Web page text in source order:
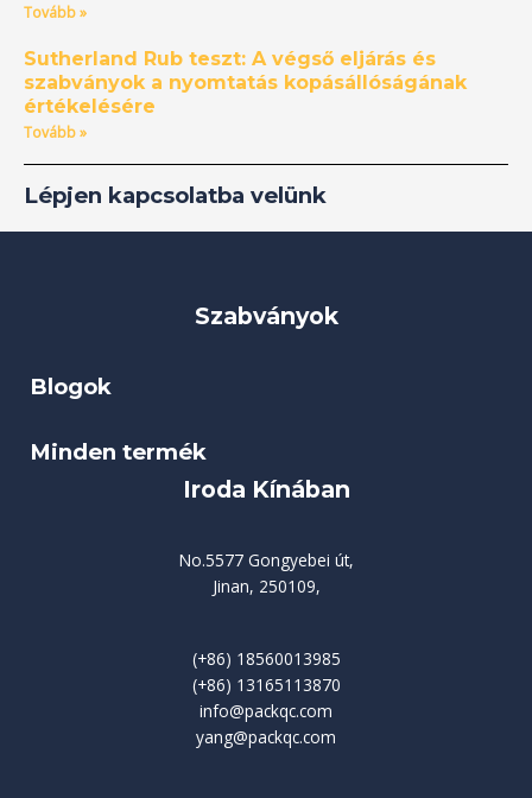
Tovább »
Sutherland Rub teszt: A végső eljárás és
szabványok a nyomtatás kopásállóságának
értékelésére
Tovább »
Lépjen kapcsolatba velünk
Szabványok
Blogok
Minden termék
Iroda Kínában
No.5577 Gongyebei út,
Jinan, 250109,
(+86) 18560013985
(+86) 13165113870
info@packqc.com
yang@packqc.com